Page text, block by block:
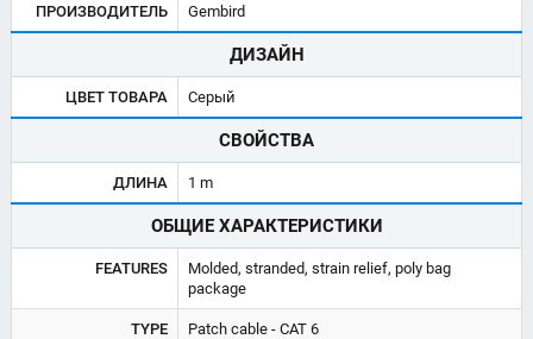
ПРОИЗВОДИТЕЛЬ Gembird
ДИЗАЙН
ЦВЕТ ТОВАРА Серый
СВОЙСТВА
ДЛИНА 1 m
ОБЩИЕ ХАРАКТЕРИСТИКИ
FEATURES
Molded, stranded, strain relief, poly bag
package
TYPE Patch cable - CAT 6